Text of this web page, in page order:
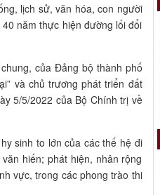
lịch sử, văn hóa, con người
năm thực hiện đường lối đổi
của Đảng bộ thành phố
và chủ trương phát triển đất
5/5/2022 của Bộ Chính trị về
sinh to lớn của các thế hệ đi
hiến; phát hiện, nhân rộng
vực, trong các phong trào thi